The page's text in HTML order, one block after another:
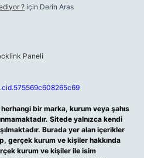
?için Derin Aras
bir marka, kurum veya şahıs
Sitede yalnızca kendi
Burada yer alan içerikler
gerçek kurum ve kişiler hakkında
kurum ve kişiler ile isim